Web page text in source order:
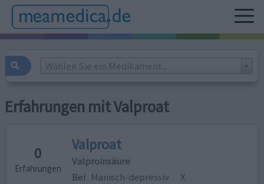
Wählen Sie ein Medikament...
Erfahrungen mit Valproat
0
Erfahrungen
Valproat
Valproinsäure
Bei Manisch-depressiv X